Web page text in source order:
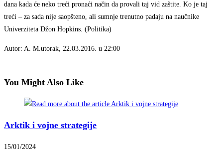
dana kada će neko treći pronaći način da provali taj vid zaštite. Ko je taj
treći – za sada nije saopšteno, ali sumnje trenutno padaju na naučnike
Univerziteta Džon Hopkins. (Politika)
Autor: A. M.utorak, 22.03.2016. u 22:00
You Might Also Like
Arktik i vojne strategije
15/01/2024